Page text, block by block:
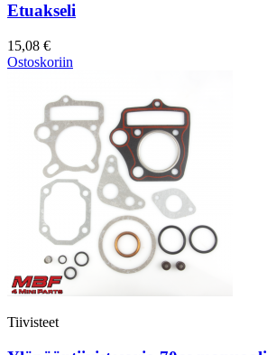
Etuakseli
15,08 €
Ostoskoriin
Tiivisteet